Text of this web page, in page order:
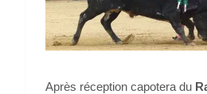
Après réception capotera du